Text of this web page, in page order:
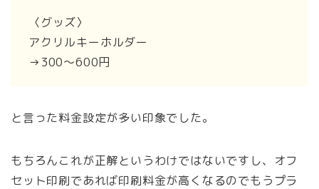
〈グッズ〉
アクリルキーホルダー
→300〜600円
と言った料金設定が多い印象でした。
もちろんこれが正解というわけではないですし、オフ
セット印刷であれば印刷料金が高くなるのでもうプラ